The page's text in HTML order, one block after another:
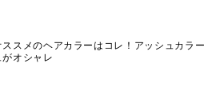
ススメのヘアカラーはコレ！アッシュカラー
オシャレ